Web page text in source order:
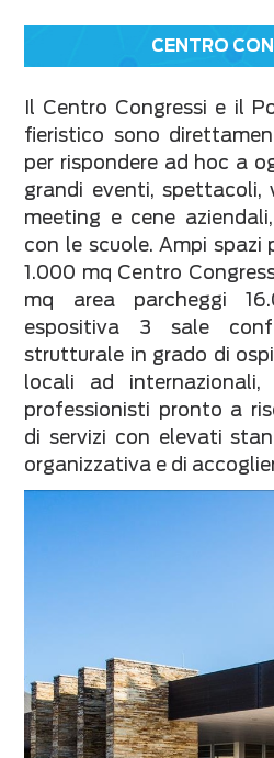
CENTRO
Il Centro Congressi e il
fieristico sono
per rispondere ad hoc a
grandi eventi, spettacoli,
meeting e cene
con le scuole. Ampi spazi
1.000 mq Centro
mq area parcheggi
espositiva 3 sale
strutturale in grado di
locali ad
professionisti pronto a
di servizi con elevati
organizzativa e di